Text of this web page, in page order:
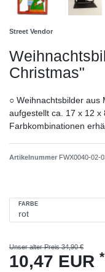
Street Vendor
Christmas"
○ Weihnachtsbilder aus
aufgestellt ca. 17 x 12
Farbkombinationen
Artikelnummer FWX0040-02-
FARBE
Unser alter Preis 34,90 €
10,47 EUR *